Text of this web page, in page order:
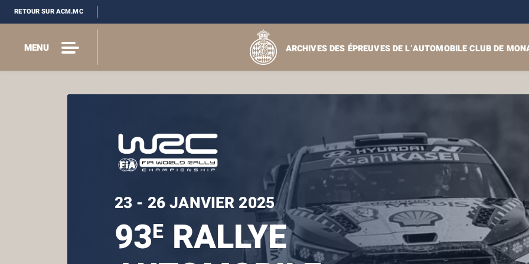
RETOUR SUR ACM.MC
MENU ARCHIVES DES ÉPREUVES DE L’AUTOMOBILE CLUB DE
23 - 26 JANVIER 2025
93E RALLYE